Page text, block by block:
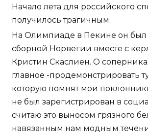
Начало лета для российского
получилось трагичным.
На Олимпиаде в Пекине он был
сборной Норвегии вместе с
Кристин Скаслиен. О
главное -продемонстрировать
которую помнят мои
не был зарегистрирован в
считаю это выносом грязного
навязанным нам модным